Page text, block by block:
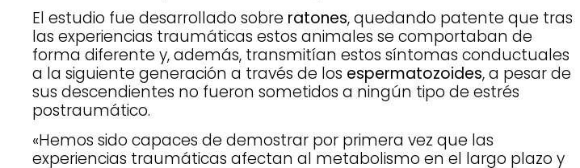
El estudio fue desarrollado sobre ratones, quedando patente que tras
las experiencias traumáticas estos animales se comportaban de
forma diferente y, además, transmitían estos síntomas conductuales
a la siguiente generación a través de los espermatozoides, a pesar de
sus descendientes no fueron sometidos a ningún tipo de estrés
postraumático.
«Hemos sido capaces de demostrar por primera vez que las
experiencias traumáticas afectan al metabolismo en el largo plazo y